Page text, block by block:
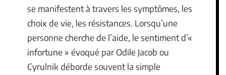
se manifestent à travers les symptômes, les
choix de vie, les résistances. Lorsqu’une
personne cherche de l’aide, le sentiment d’«
infortune » évoqué par Odile Jacob ou
Cyrulnik déborde souvent la simple